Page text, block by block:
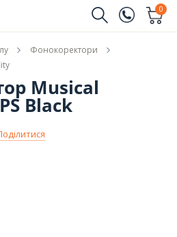
(096)
(044)
0
Фонокоректори
Musical
Black
Купити